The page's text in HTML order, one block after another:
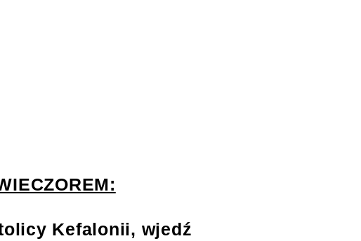
Kefalonii, wjedź